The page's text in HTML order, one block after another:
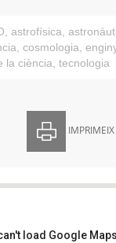
, astrofísica,
, cosmologia,
la ciència, tecnologia
IMPRIMEIX
load Google